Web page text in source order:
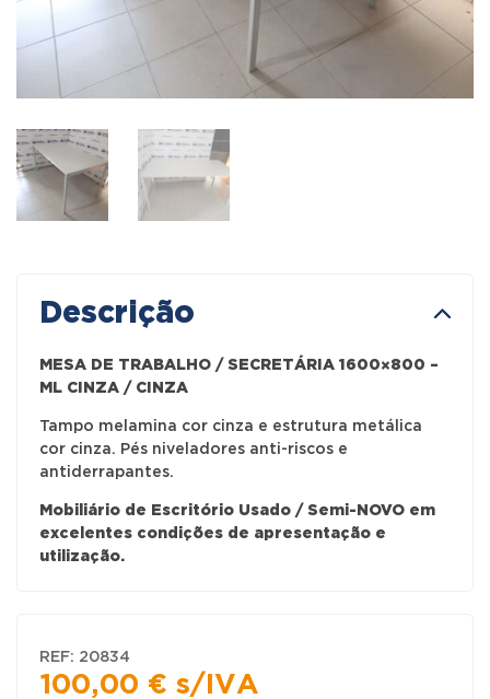
Descrição
MESA DE TRABALHO / SECRETÁRIA 1600×800 –
ML CINZA / CINZA
Tampo melamina cor cinza e estrutura metálica
cor cinza. Pés niveladores anti-riscos e
antiderrapantes.
Mobiliário de Escritório Usado / Semi-NOVO em
excelentes condições de apresentação e
utilização.
REF: 20834
100,00 € s/IVA